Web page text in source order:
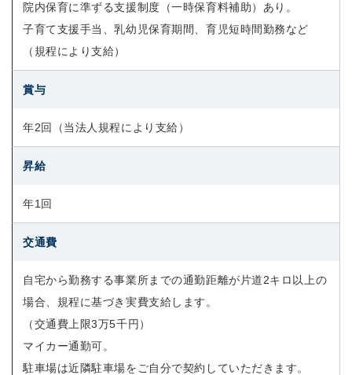
院内保育に準ずる支援制度（一時保育料補助）あり。
子育て支援手当、乳幼児保育期間、育児短時間勤務など
（規程により支給）
賞与
年2回（当法人規程により支給）
昇給
年1回
交通費
自宅から勤務する事業所までの通勤距離が片道2キロ以上の
場合、規程に基づき実費支給します。
（交通費上限3万5千円）
マイカー通勤可。
駐車場は近隣駐車場をご自分で契約していただきます。